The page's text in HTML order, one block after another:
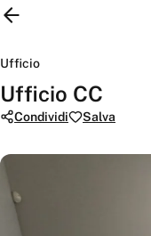
Ufficio
Ufficio CC
Condividi Salva